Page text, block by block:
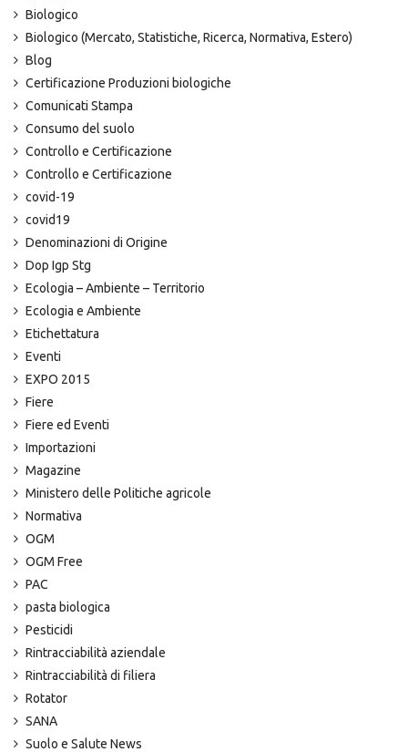
Biologico
Biologico (Mercato, Statistiche, Ricerca, Normativa, Estero)
Blog
Certificazione Produzioni biologiche
Comunicati Stampa
Consumo del suolo
Controllo e Certificazione
Controllo e Certificazione
covid-19
covid19
Denominazioni di Origine
Dop Igp Stg
Ecologia – Ambiente – Territorio
Ecologia e Ambiente
Etichettatura
Eventi
EXPO 2015
Fiere
Fiere ed Eventi
Importazioni
Magazine
Ministero delle Politiche agricole
Normativa
OGM
OGM Free
PAC
pasta biologica
Pesticidi
Rintracciabilità aziendale
Rintracciabilità di filiera
Rotator
SANA
Suolo e Salute News